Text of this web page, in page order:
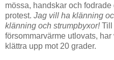
mössa, handskar och
protest. Jag vill ha klänning
klänning och strumpbyxor!Till
försommarvärme utlovats,
klättra upp mot 20 grader.